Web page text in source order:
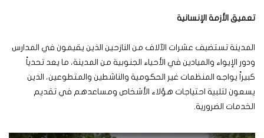
تعميق الأزمة الإنسانية
المدينة تستضيف عشرات الآلاف من النازحين الذين يقيمون في المدارس
ودور الإيواء والميادين في الأحياء الجنوبية من المدينة، ما يعد تحدياً
كبيراً يواجه المنظمات غير الحكومية والناشطين والمتطوعين، الذين
يسعون لتلبية احتياجات هؤلاء الأشخاص ومساعدهم في تقديم
الخدمات الضرورية.